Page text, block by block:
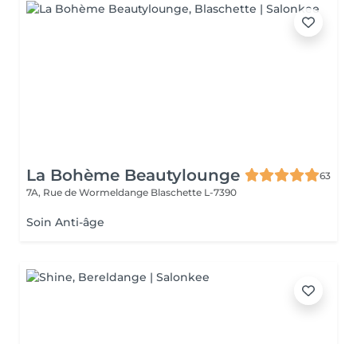
La Bohème Beautylounge
63
7A, Rue de Wormeldange Blaschette L-7390
Soin Anti-âge